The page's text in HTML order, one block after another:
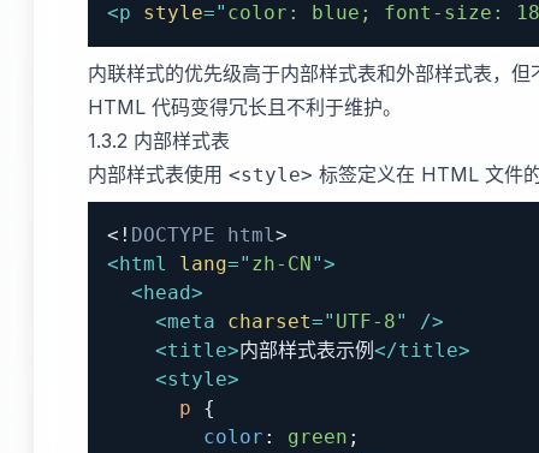
<p style=" color : blue ; font-size : 18
内联样式的优先级高于内部样式表和外部样式表，
HTML 代码变得冗长且不利于维护。
1.3.2 内部样式表
内部样式表使用 <style> 标签定义在 HTML 文件
<! DOCTYPE html>
<html lang=" zh-CN">
<head>
<meta charset=" UTF-8"
/>
<title>内部样式表示例 </title>
<style>
p
{
color : green ;